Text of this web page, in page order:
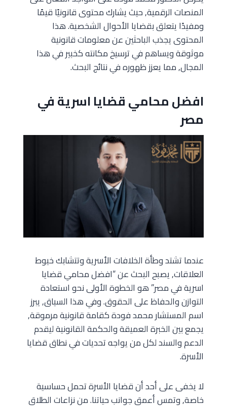
المنصات الرقمية, حيث يشارك محتوى قانونيًا قيمًا
ومفيدًا يتعلق بقضايا الأحوال الشخصية. هذا
المحتوى يجذب الباحثين عن معلومات قانونية
موثوقة ويساهم في ترسيخ مكانته كخبير في هذا
المجال, مما يعزز ظهوره في نتائج البحث.
افضل محامي قضايا اسرية في
مصر
عندما تشتد وطأة الخلافات الأسرية وتتشابك خيوط
العلاقات, يصبح البحث عن “افضل محامي قضايا
اسرية في مصر” هو الخطوة الأولى نحو استعادة
التوازن والحفاظ على الحقوق. وفي هذا السياق, يبرز
اسم المستشار محمد فودة كقامة قانونية مرموقة,
يجمع بين الخبرة العميقة والحكمة القانونية ليقدم
الدعم والسند لكل من يواجه تحديات في نطاق قضايا
الأسرة.
لا يخفى على أحد أن قضايا الأسرة تحمل حساسية
خاصة, وتمس أعمق جوانب حياتنا. من نزاعات الطلاق